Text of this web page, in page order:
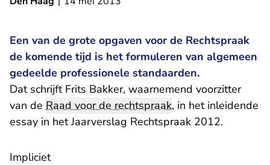
Een van de grote opgaven voor de Rechtspraak
de komende tijd is het formuleren van algemeen
gedeelde professionele standaarden.
Dat schrijft Frits Bakker, waarnemend voorzitter
van de Raad voor de rechtspraak, in het inleidende
essay in hetJaarverslag Rechtspraak 2012.
Impliciet